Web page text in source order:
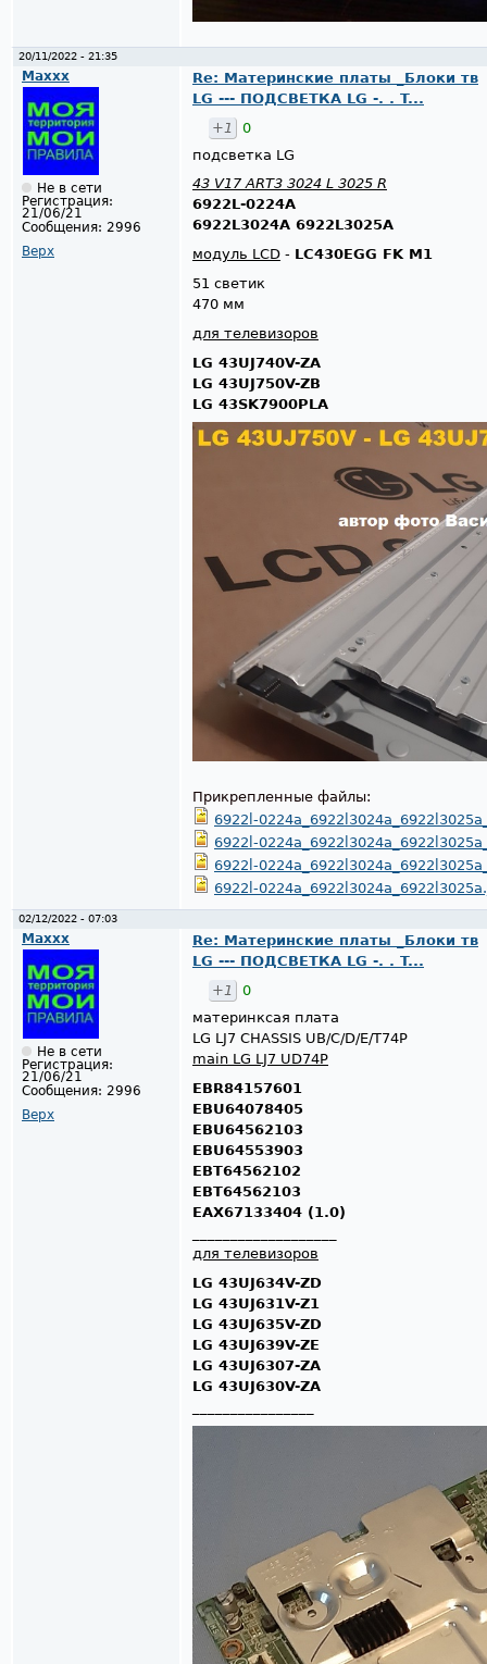
20/11/2022 - 21:35
Maxxx
Не в сети
Регистрация:
21/06/21
Сообщения: 2996
Верх
Re: Материнские платы _Блоки тв
LG --- ПОДСВЕТКА LG -. . T...
+1
0
подсветка LG
43 V17 ART3 3024 L 3025 R
6922L-0224A
6922L3024A 6922L3025A
модуль LCD - LC430EGG FK M1
51 светик
470 мм
для телевизоров
LG 43UJ740V-ZA
LG 43UJ750V-ZB
LG 43SK7900PLA
Прикрепленные файлы:
6922l-
6922l-
6922l-
6922l-
02/12/2022 - 07:03
Maxxx
Не в сети
Регистрация:
21/06/21
Сообщения: 2996
Верх
Re: Материнские платы _Блоки тв
LG --- ПОДСВЕТКА LG -. . T...
+1
0
материнксая плата
LG LJ7 CHASSIS UB/C/D/E/T74P
main LG LJ7 UD74P
EBR84157601
EBU64078405
EBU64562103
EBU64553903
EBT64562102
EBT64562103
EAX67133404 (1.0)
для телевизоров
LG 43UJ634V-ZD
LG 43UJ631V-Z1
LG 43UJ635V-ZD
LG 43UJ639V-ZE
LG 43UJ6307-ZA
LG 43UJ630V-ZA